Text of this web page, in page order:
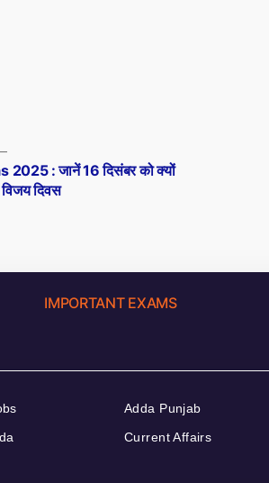
Next
post:
2025 : जानें 16 दिसंबर को क्यों
विजय दिवस
IMPORTANT EXAMS
Adda Punjab
Current Affairs